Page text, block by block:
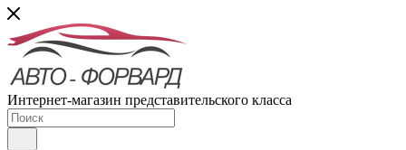
Интернет-магазин представительского класса